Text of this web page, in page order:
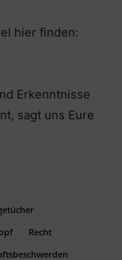
hier finden:
Erkenntnisse
sagt uns Eure
Recht